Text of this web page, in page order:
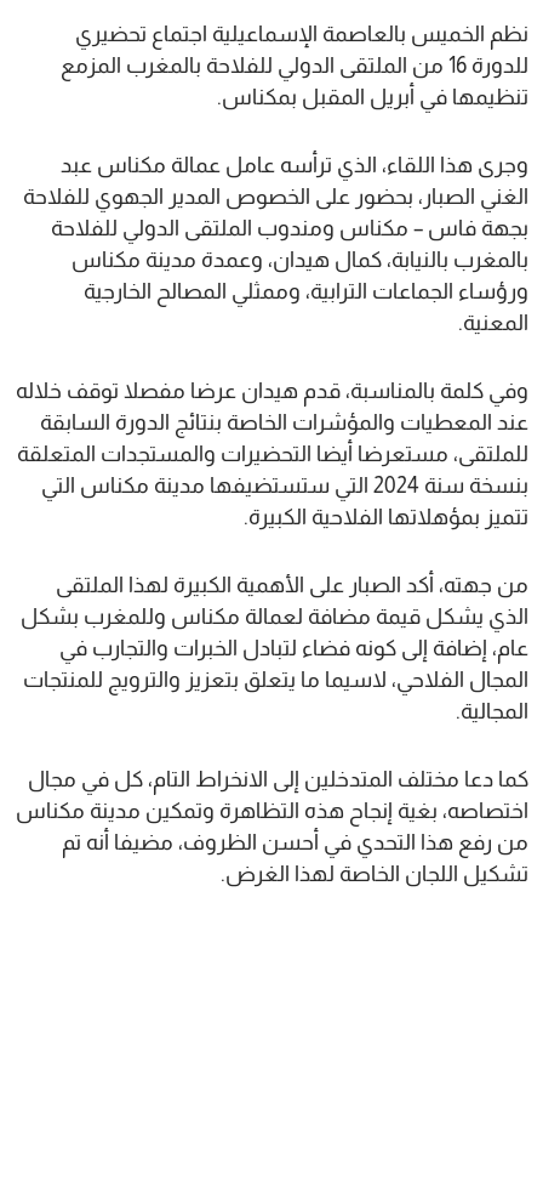
نظم الخميس بالعاصمة الإسماعيلية اجتماع تحضيري
للدورة 16 من الملتقى الدولي للفلاحة بالمغرب المزمع
تنظيمها في أبريل المقبل بمكناس.
وجرى هذا اللقاء، الذي ترأسه عامل عمالة مكناس عبد
الغني الصبار، بحضور على الخصوص المدير الجهوي للفلاحة
بجهة فاس – مكناس ومندوب الملتقى الدولي للفلاحة
بالمغرب بالنيابة، كمال هيدان، وعمدة مدينة مكناس
ورؤساء الجماعات الترابية، وممثلي المصالح الخارجية
المعنية.
وفي كلمة بالمناسبة، قدم هيدان عرضا مفصلا توقف خلاله
عند المعطيات والمؤشرات الخاصة بنتائج الدورة السابقة
للملتقى، مستعرضا أيضا التحضيرات والمستجدات المتعلقة
بنسخة سنة 2024 التي ستستضيفها مدينة مكناس التي
تتميز بمؤهلاتها الفلاحية الكبيرة.
من جهته، أكد الصبار على الأهمية الكبيرة لهذا الملتقى
الذي يشكل قيمة مضافة لعمالة مكناس وللمغرب بشكل
عام، إضافة إلى كونه فضاء لتبادل الخبرات والتجارب في
المجال الفلاحي، لاسيما ما يتعلق بتعزيز والترويج للمنتجات
المجالية.
كما دعا مختلف المتدخلين إلى الانخراط التام، كل في مجال
اختصاصه، بغية إنجاح هذه التظاهرة وتمكين مدينة مكناس
من رفع هذا التحدي في أحسن الظروف، مضيفا أنه تم
تشكيل اللجان الخاصة لهذا الغرض.